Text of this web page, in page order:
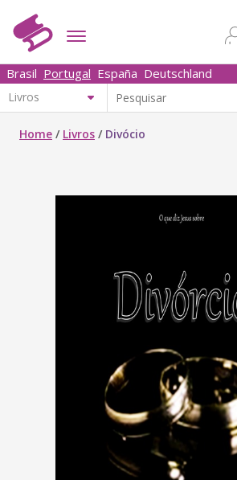
Brasil Portugal España Deutschland
Home / Livros / Divócio